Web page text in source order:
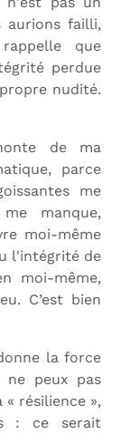
aurions failli,
que
perdue
nudité.
de ma
parce
me
manque,
moi-même
l'intégrité de
moi-même,
C’est bien
la force
ne peux pas
résilience »,
: ce serait